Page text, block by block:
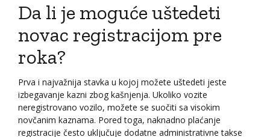
Da li je moguće uštedeti
novac registracijom pre
roka?
Prva i najvažnija stavka u kojoj možete uštedeti jeste
izbegavanje kazni zbog kašnjenja. Ukoliko vozite
neregistrovano vozilo, možete se suočiti sa visokim
novčanim kaznama. Pored toga, naknadno plaćanje
registracije često uključuje dodatne administrativne takse